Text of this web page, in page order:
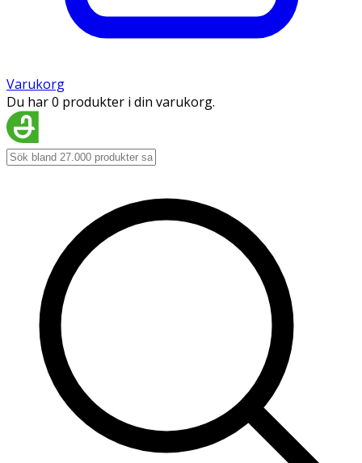
Varukorg
Du har 0 produkter i din varukorg.